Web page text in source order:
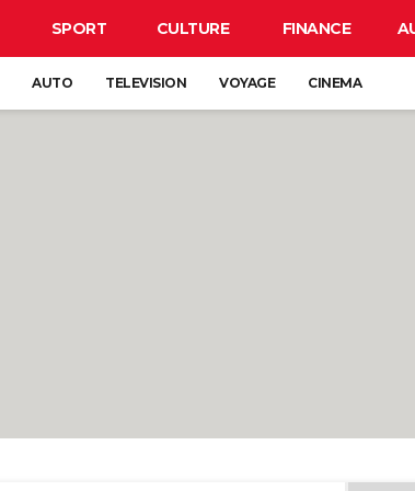
SPORT CULTURE FINANCE
AUTO TELEVISION VOYAGE CINEMA